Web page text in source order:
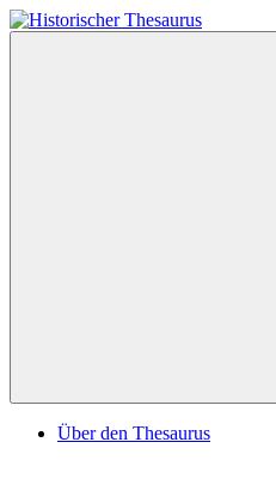
Zum
Inhalt
Über den Thesaurus